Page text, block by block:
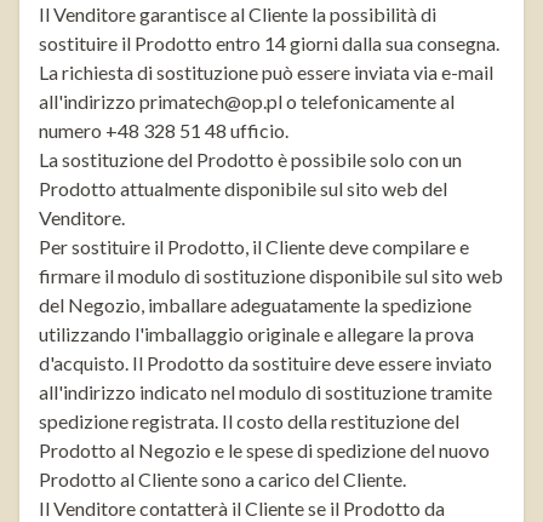
Il Venditore garantisce al Cliente la possibilità di
sostituire il Prodotto entro 14 giorni dalla sua consegna.
La richiesta di sostituzione può essere inviata via e-mail
all'indirizzo primatech@op.pl o telefonicamente al
numero +48 328 51 48 ufficio.
La sostituzione del Prodotto è possibile solo con un
Prodotto attualmente disponibile sul sito web del
Venditore.
Per sostituire il Prodotto, il Cliente deve compilare e
firmare il modulo di sostituzione disponibile sul sito web
del Negozio, imballare adeguatamente la spedizione
utilizzando l'imballaggio originale e allegare la prova
d'acquisto. Il Prodotto da sostituire deve essere inviato
all'indirizzo indicato nel modulo di sostituzione tramite
spedizione registrata. Il costo della restituzione del
Prodotto al Negozio e le spese di spedizione del nuovo
Prodotto al Cliente sono a carico del Cliente.
Il Venditore contatterà il Cliente se il Prodotto da